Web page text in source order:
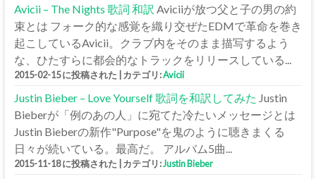
Avicii – The Nights 歌詞 和訳 Aviciiが放つ父と子の男の約
束とは フォーク的な感覚を織り交ぜたEDMで革命を巻き
起こしているAvicii。クラブ内をそのまま描写するよう
な、ひたすらに都会的なトラックをリリースしている...
2015-02-15 に投稿された カテゴリ:Avicii
Justin Bieber – Love Yourself 歌詞を和訳してみた Justin
Bieberが「例のあの人」に宛てた冷たいメッセージとは
Justin Bieberの新作"Purpose"を鬼のように聴きまくる
日々が続いている。最高だ。 アルバム5曲...
2015-11-18 に投稿された カテゴリ:Justin Bieber